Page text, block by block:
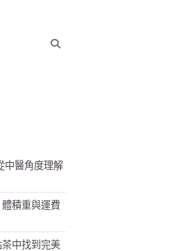
中醫角度理解
積重與運費
中找到完美